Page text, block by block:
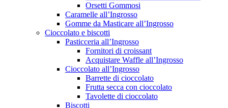
Orsetti Gommosi
Caramelle all’Ingrosso
Gomme da Masticare all’Ingrosso
Cioccolato e biscotti
Pasticceria all’Ingrosso
Fornitori di croissant
Acquistare Waffle all’Ingrosso
Cioccolato all’Ingrosso
Barrette di cioccolato
Frutta secca con cioccolato
Tavolette di cioccolato
Biscotti